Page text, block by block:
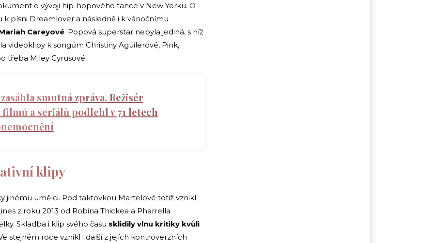
o vývoji hip-hopového tance v New Yorku. O
písni Dreamlover a následně i k vánočnímu
Careyové. Popová superstar nebyla jediná, s níž
videoklipy k songům Christiny Aguilerové, Pink,
třeba Miley Cyrusové.
smutná zpráva. Režisér
a seriálů podlehl v 71 letech
klipy
jinému umělci. Pod taktovkou ​Martelové totiž vznikl
z roku 2013 od Robina Thickea a Pharrella
Skladba i klip svého času sklidily vlnu kritiky kvůli
stejném roce vznikl i další z jejích kontroverzních